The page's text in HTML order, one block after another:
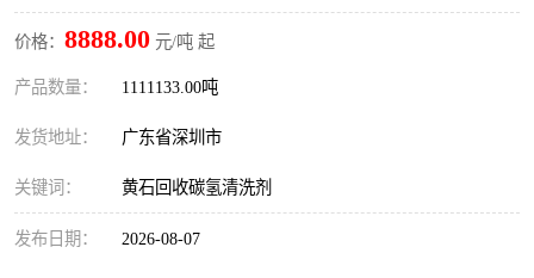
价格： 8888.00 元/吨 起
产品数量： 1111133.00吨
发货地址： 广东省深圳市
关键词： 黄石回收碳氢清洗剂
发布日期： 2026-08-07